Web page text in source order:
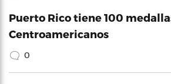
Puerto Rico tiene 100
Centroamericanos
0